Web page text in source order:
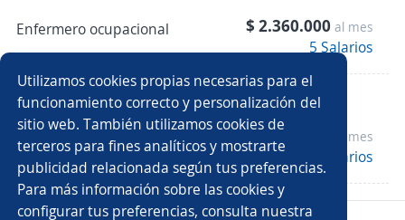
Utilizamos cookies propias necesarias para el
funcionamiento correcto y personalización del
sitio web. También utilizamos cookies de
terceros para fines analíticos y mostrarte
publicidad relacionada según tus preferencias.
Para más información sobre las cookies y
configurar tus preferencias, consulta nuestra
Enfermero ocupacional $ 2.360.000 al mes
5 Salarios
Dirección / Gerencia
Gerente de proyectos
$ 4.838.900 al mes
4 Salarios